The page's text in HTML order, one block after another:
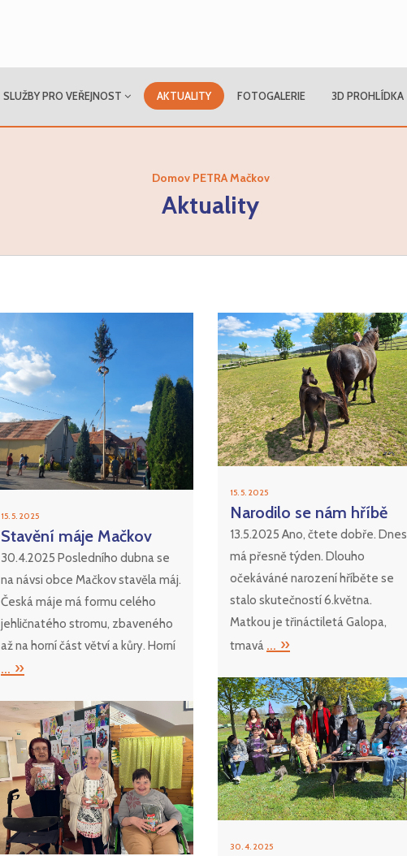
SLUŽBY PRO VEŘEJNOST AKTUALITY FOTOGALERIE 3D PROHLÍDKA
Domov PETRA Mačkov
Aktuality
15. 5. 2025
Stavění máje Mačkov
30.4.2025 Posledního dubna se
na návsi obce Mačkov stavěla máj.
Česká máje má formu celého
jehličnatého stromu, zbaveného
až na horní část větví a kůry. Horní
... »
15. 5. 2025
Narodilo se nám hříbě
13.5.2025 Ano, čtete dobře. Dnes
má přesně týden. Dlouho
očekáváné narození hříběte se
stalo skutečností 6.května.
Matkou je třináctiletá Galopa,
tmavá ... »
30. 4. 2025